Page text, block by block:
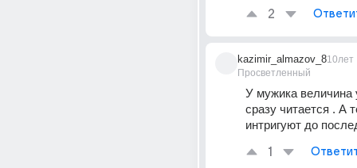
2
kazimir_almazov_8
Просветленный
10лет
У мужика величина
сразу читается . А
интригуют до
1